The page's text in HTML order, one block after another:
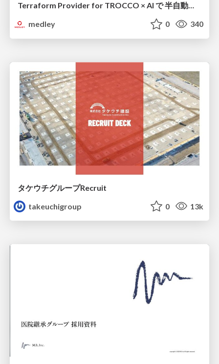
Terraform Provider for TROCCO × AI で 半自動化する複数プロダクトの連携運用 / Semi-Automating Multi-Product Data Integration Ops with the Terraform Provider for TROCCO × AI
medley
0 340
タケウチグループRecruit
takeuchigroup
0 13k